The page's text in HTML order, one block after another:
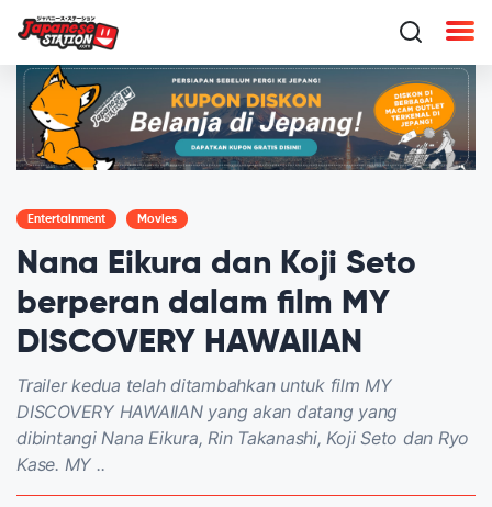
Entertainment Movies
Nana Eikura dan Koji Seto
berperan dalam film MY
DISCOVERY HAWAIIAN
Trailer kedua telah ditambahkan untuk film MY
DISCOVERY HAWAIIAN yang akan datang yang
dibintangi Nana Eikura, Rin Takanashi, Koji Seto dan Ryo
Kase. MY ..